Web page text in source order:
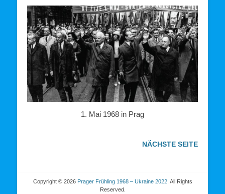
1. Mai 1968 in Prag
NÄCHSTE SEITE
Copyright © 2026 Prager Frühling 1968 – Ukraine 2022. All Rights
Reserved.